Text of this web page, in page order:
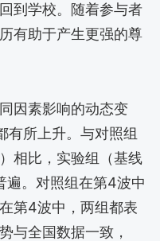
到学校。随着参与者
有助于产生更强的尊
因素影响的动态变
有所上升。与对照组
相比，实验组（基线
遍。对照组在第4波中
第4波中，两组都表
与全国数据一致，